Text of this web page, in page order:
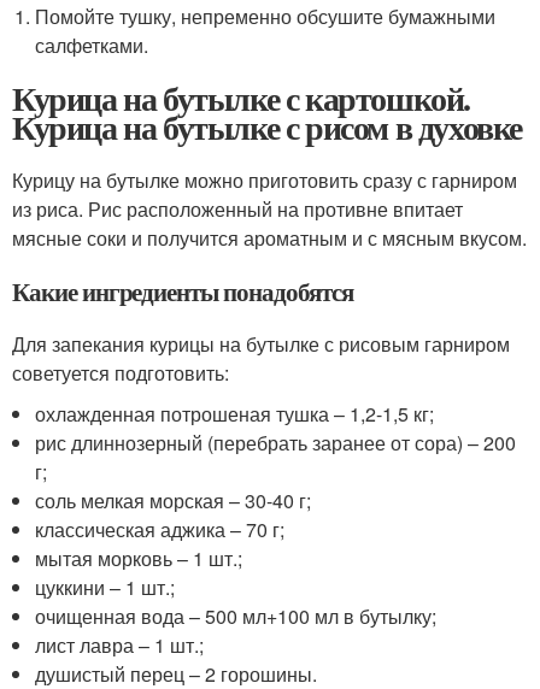
Помойте тушку, непременно обсушите бумажными
салфетками.
Курица на бутылке с картошкой.
Курица на бутылке с рисом в духовке
Курицу на бутылке можно приготовить сразу с гарниром
из риса. Рис расположенный на противне впитает
мясные соки и получится ароматным и с мясным вкусом.
Какие ингредиенты понадобятся
Для запекания курицы на бутылке с рисовым гарниром
советуется подготовить:
охлажденная потрошеная тушка – 1,2-1,5 кг;
рис длиннозерный (перебрать заранее от сора) – 200
г;
соль мелкая морская – 30-40 г;
классическая аджика – 70 г;
мытая морковь – 1 шт.;
цуккини – 1 шт.;
очищенная вода – 500 мл+100 мл в бутылку;
лист лавра – 1 шт.;
душистый перец – 2 горошины.